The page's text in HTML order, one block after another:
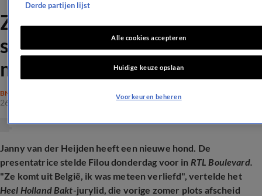
Zien: Janny van der Heijden
stelt nieuwe hond voor: 'Was
meteen verliefd'
BN'ERS
26 feb 2026, 19:56
Janny van der Heijden heeft een nieuwe hond. De
presentatrice stelde Filou donderdag voor in RTL Boulevard.
"Ze komt uit België, ik was meteen verliefd", vertelde het
Heel Holland Bakt-jurylid, die vorige zomer plots afscheid
Derde partijen lijst
Alle cookies accepteren
Huidige keuze opslaan
Voorkeuren beheren